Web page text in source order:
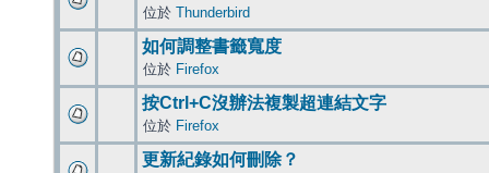
位於 Thunderbird
如何調整書籤寬度
位於 Firefox
按Ctrl+C沒辦法複製超連結文字
位於 Firefox
更新紀錄如何刪除？